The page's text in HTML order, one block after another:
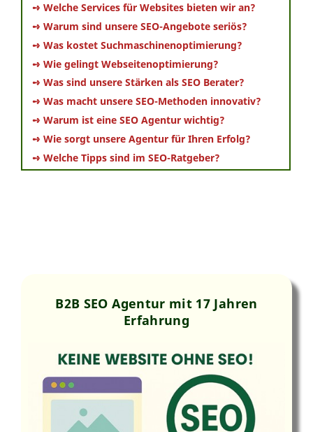
➺ Welche Services für Websites bieten wir an?
➺ Warum sind unsere SEO-Angebote seriös?
➺ Was kostet Suchmaschinenoptimierung?
➺ Wie gelingt Webseitenoptimierung?
➺ Was sind unsere Stärken als SEO Berater?
➺ Was macht unsere SEO-Methoden innovativ?
➺ Warum ist eine SEO Agentur wichtig?
➺ Wie sorgt unsere Agentur für Ihren Erfolg?
➺ Welche Tipps sind im SEO-Ratgeber?
B2B SEO Agentur mit 17 Jahren
Erfahrung